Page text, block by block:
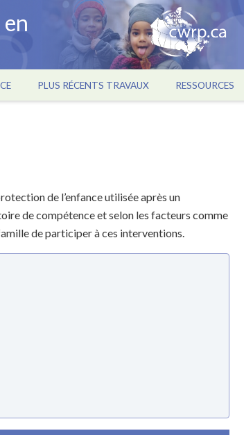
PLUS RÉCENTS TRAVAUX RESSOURCES
de l’enfance utilisée après un
de compétence et selon les facteurs comme
de participer à ces interventions.